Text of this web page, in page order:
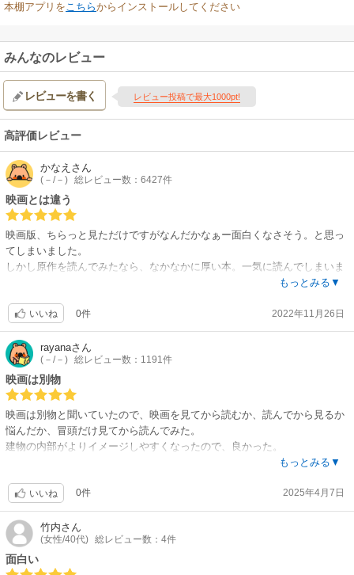
本棚アプリをこちらからインストールしてください
みんなのレビュー
レビューを書く レビュー投稿で最大1000pt!
高評価レビュー
かなえ さん
(－/－) 総レビュー数：6427件
映画とは違う
映画版、ちらっと見ただけですがなんだかなぁー面白くなさそう。と思っ
てしまいました。
しかし原作を読んでみたなら、なかなかに厚い本。一気に読んでしまいま
後半の展開が好きです！！！
調べてみると映画版はだいぶ改変されているようで。
ぜひ映画をみたひとも原作よんでみてほしいですね。
もっとみる▼
いいね 0件 2022年11月26日
rayanaさん
(－/－) 総レビュー数：1191件
映画は別物
映画は別物と聞いていたので、映画を見てから読むか、読んでから見るか
悩んだか、冒頭だけ見てから読んでみた。
建物の内部がよりイメージしやすくなったので、良かった。
一緒にドキドキしたり、寝付けなくなったりと、それなりに楽しめた。
もっとみる▼
いいね 0件 2025年4月7日
竹内さん
(女性/40代) 総レビュー数：4件
面白い